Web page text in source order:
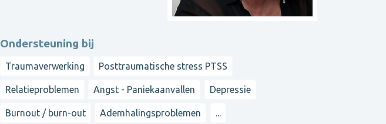
Ondersteuning bij
Traumaverwerking Posttraumatische stress PTSS
Relatieproblemen Angst - Paniekaanvallen Depressie
Burnout / burn-out Ademhalingsproblemen ...